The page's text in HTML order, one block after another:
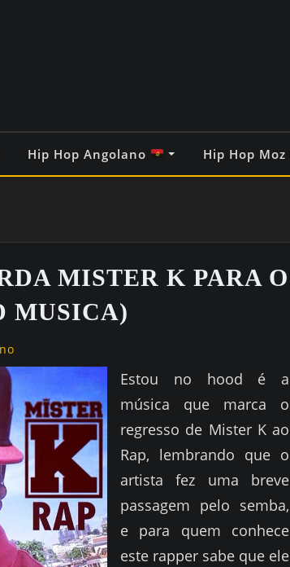
Hip Hop Angolano Hip Hop Moz
MISTER K PARA O
MUSICA)
Estou no hood é a
música que marca o
regresso de Mister K ao
Rap, lembrando que o
artista fez uma breve
passagem pelo semba,
e para quem conhece
este rapper sabe que ele